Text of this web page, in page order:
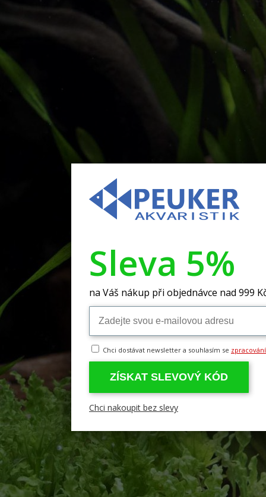
Sleva 5%
na Váš nákup při objednávce nad 999
Chci dostávat newsletter a souhlasím se
ZÍSKAT SLEVOVÝ KÓD
Chci nakoupit bez slevy